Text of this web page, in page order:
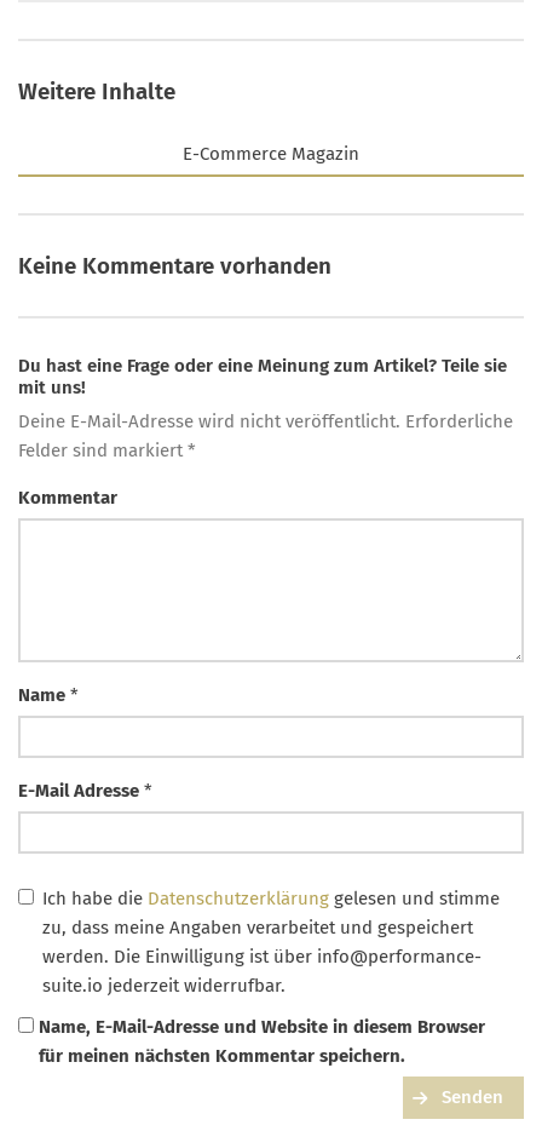
Weitere Inhalte
E-Commerce Magazin
Keine Kommentare vorhanden
Du hast eine Frage oder eine Meinung zum Artikel? Teile sie
mit uns!
Deine E-Mail-Adresse wird nicht veröffentlicht. Erforderliche
Felder sind markiert *
Kommentar
Name *
E-Mail Adresse *
Ich habe die Datenschutzerklärung gelesen und stimme
zu, dass meine Angaben verarbeitet und gespeichert
werden. Die Einwilligung ist über info@performance-
suite.io jederzeit widerrufbar.
Name, E-Mail-Adresse und Website in diesem Browser
für meinen nächsten Kommentar speichern.
Senden